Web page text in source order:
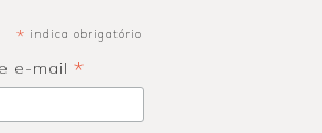
* indica obrigatório
e-mail *